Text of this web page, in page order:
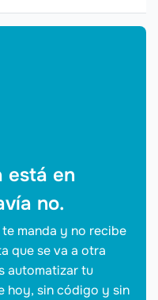
está en
no.
manda y no recibe
que se va a otra
automatizar tu
hoy, sin código y sin